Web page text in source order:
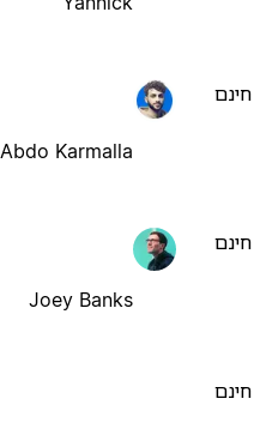
חינם
Abdo Karmalla
חינם
Joey Banks
חינם